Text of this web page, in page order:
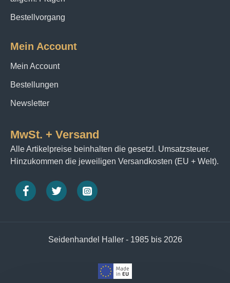
Bestellvorgang
Mein Account
Mein Account
Bestellungen
Newsletter
MwSt. + Versand
Alle Artikelpreise beinhalten die gesetzl. Umsatzsteuer.
Hinzukommen die jeweiligen Versandkosten (EU + Welt).
Seidenhandel Haller - 1985 bis 2026